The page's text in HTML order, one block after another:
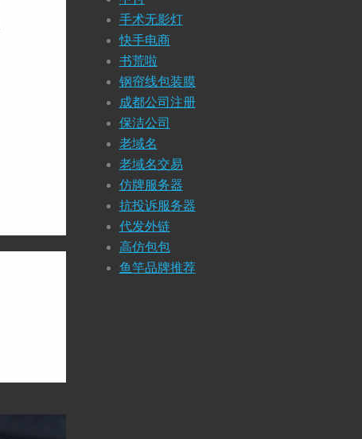
手术无影灯
快手电商
书荒啦
钢帘线包装膜
成都公司注册
保洁公司
老域名
老域名交易
仿牌服务器
抗投诉服务器
代发外链
高仿包包
鱼竿品牌推荐